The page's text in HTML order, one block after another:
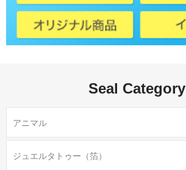
Seal Category
アニマル
ジュエルタトゥー（箔）